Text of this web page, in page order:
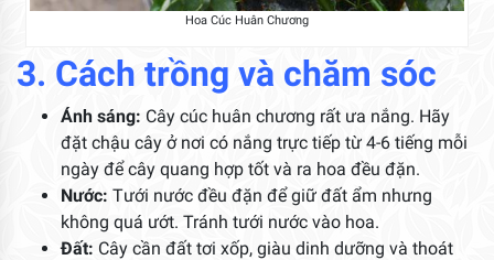
Hoa Cúc Huân Chương
3. Cách trồng và chăm sóc
Ánh sáng: Cây cúc huân chương rất ưa nắng. Hãy
đặt chậu cây ở nơi có nắng trực tiếp từ 4-6 tiếng mỗi
ngày để cây quang hợp tốt và ra hoa đều đặn.
Nước: Tưới nước đều đặn để giữ đất ẩm nhưng
không quá ướt. Tránh tưới nước vào hoa.
Đất: Cây cần đất tơi xốp, giàu dinh dưỡng và thoát